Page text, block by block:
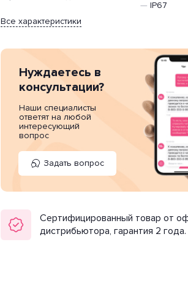
— IP67
Все характеристики
Нуждаетесь в
консультации?
Наши специалисты
ответят на любой
интересующий
вопрос
Задать вопрос
Сертифицированный товар от
дистрибьютора, гарантия 2 года.